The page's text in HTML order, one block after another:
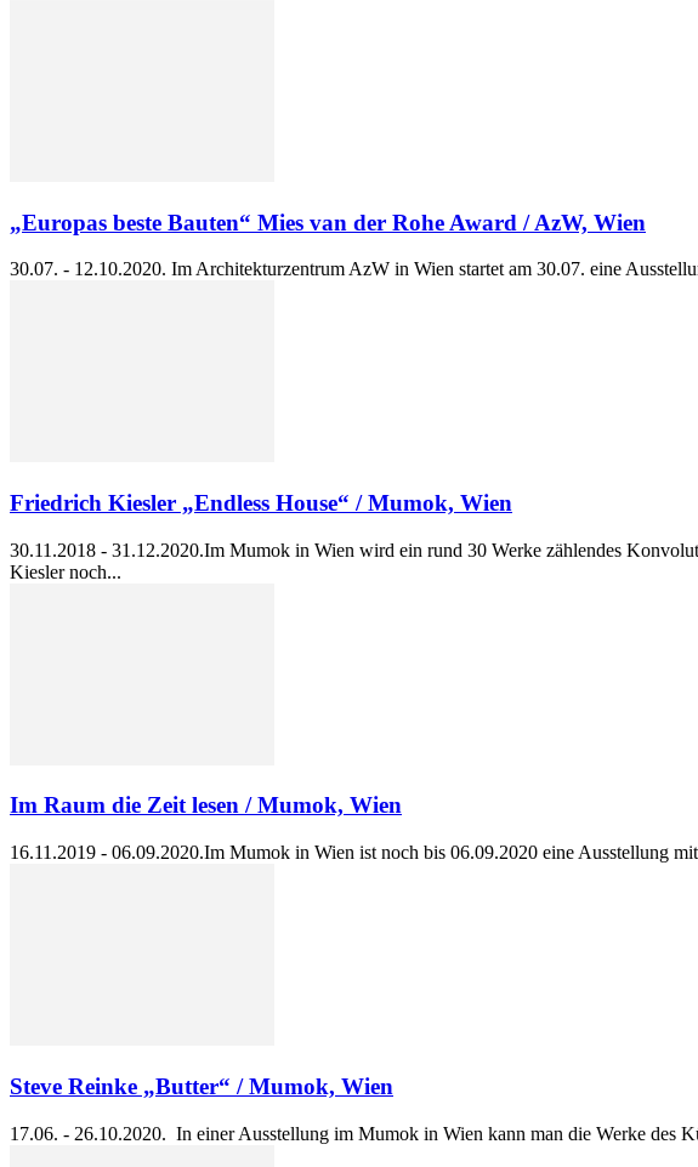
„Europas beste Bauten“ Mies van der Rohe Award / AzW, Wien
30.07. - 12.10.2020. Im Architekturzentrum AzW in Wien startet am 30.07. eine
Friedrich Kiesler „Endless House“ / Mumok, Wien
30.11.2018 - 31.12.2020.Im Mumok in Wien wird ein rund 30 Werke zählendes
Kiesler noch...
Im Raum die Zeit lesen / Mumok, Wien
16.11.2019 - 06.09.2020.Im Mumok in Wien ist noch bis 06.09.2020 eine Ausstellung
Steve Reinke „Butter“ / Mumok, Wien
17.06. - 26.10.2020. In einer Ausstellung im Mumok in Wien kann man die Werke des